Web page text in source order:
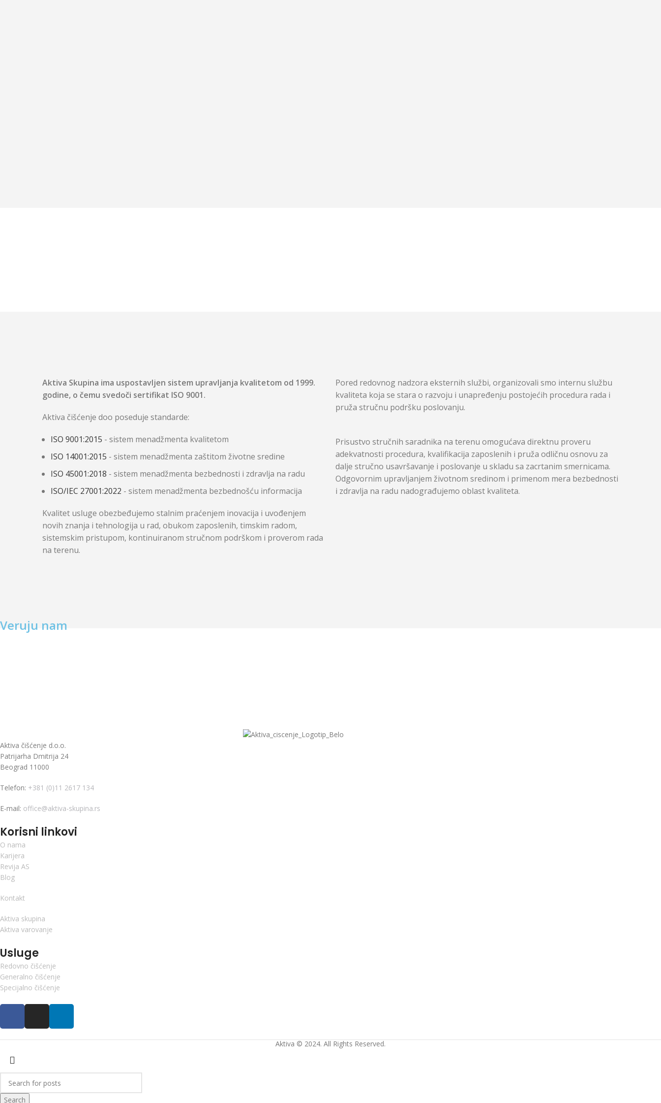
Aktiva Skupina ima uspostavljen sistem upravljanja kvalitetom od 1999.
godine, o čemu svedoči sertifikat ISO 9001.
Aktiva čišćenje doo poseduje standarde:
ISO 9001:2015 - sistem menadžmenta kvalitetom
ISO 14001:2015 - sistem menadžmenta zaštitom životne sredine
ISO 45001:2018 - sistem menadžmenta bezbednosti i zdravlja na radu
ISO/IEC 27001:2022 - sistem menadžmenta bezbednošću informacija
Kvalitet usluge obezbeđujemo stalnim praćenjem inovacija i uvođenjem
novih znanja i tehnologija u rad, obukom zaposlenih, timskim radom,
sistemskim pristupom, kontinuiranom stručnom podrškom i proverom rada
na terenu.
Pored redovnog nadzora eksternih službi, organizovali smo internu službu
kvaliteta koja se stara o razvoju i unapređenju postojećih procedura rada i
pruža stručnu podršku poslovanju.
Prisustvo stručnih saradnika na terenu omogućava direktnu proveru
adekvatnosti procedura, kvalifikacija zaposlenih i pruža odličnu osnovu za
dalje stručno usavršavanje i poslovanje u skladu sa zacrtanim smernicama.
Odgovornim upravljanjem životnom sredinom i primenom mera bezbednosti
i zdravlja na radu nadograđujemo oblast kvaliteta.
Veruju nam
Aktiva čišćenje d.o.o.
Patrijarha Dmitrija 24
Beograd 11000
Telefon: +381 (0)11 2617 134
E-mail: office@aktiva-skupina.rs
Korisni linkovi
O nama
Karijera
Revija AS
Blog
Kontakt
Aktiva skupina
Aktiva varovanje
Usluge
Redovno čišćenje
Generalno čišćenje
Specijalno čišćenje
Aktiva © 2024. All Rights Reserved.
Search